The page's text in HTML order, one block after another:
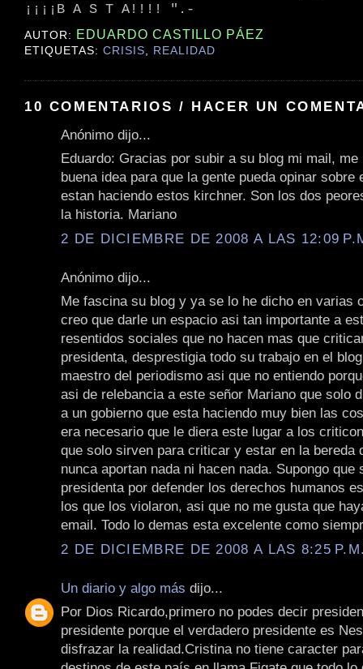
¡¡¡¡B A S T A!!!! ".-
AUTOR: EDUARDO CASTILLO PÁEZ
ETIQUETAS:CRISIS, REALIDAD
10 COMENTARIOS / HACER UN
Anónimo dijo...
Eduardo: Gracias por subir a su blog mi mail, me
buena idea para que la gente pueda opinar sobre
estan haciendo estos kirchner. Son los dos
la historia. Mariano
2 DE DICIEMBRE DE 2008 A LAS 12:09
Anónimo dijo...
Me fascina su blog y ya se lo he dicho en varias
creo que darle un espacio asi tan importante a
resentidos sociales que no hacen mas que
presidenta, desprestigia todo su trabajo en el
maestro del periodismo asi que no entiendo
asi de relebancia a este señor Mariano que solo
a un gobierno que esta haciendo muy bien las
era necesario que le diera este lugar a los
que solo sirven para criticar y estar en la bereda
nunca aportan nada ni hacen nada. Supongo que
presidenta por defender los derechos humanos
los que los violaron, asi que no me gusta que
email. Todo lo demas esta excelente como
2 DE DICIEMBRE DE 2008 A LAS 8:25
Un diario y algo más dijo...
Por Dios Ricardo,primero no podes decir
presidente porque el verdadero presidente es
disfrazar la realidad.Cristina no tiene caracter